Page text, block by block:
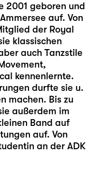
2001 geboren und
auf. Von
der Royal
klassischen
auch Tanzstile
kennenlernte.
durfte sie u.
machen. Bis zu
außerdem im
Band auf
auf. Von
an der ADK